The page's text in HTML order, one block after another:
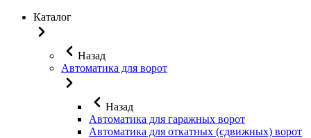
Каталог
Назад
Автоматика для ворот
Назад
Автоматика для гаражных ворот
Автоматика для откатных (сдвижных) ворот